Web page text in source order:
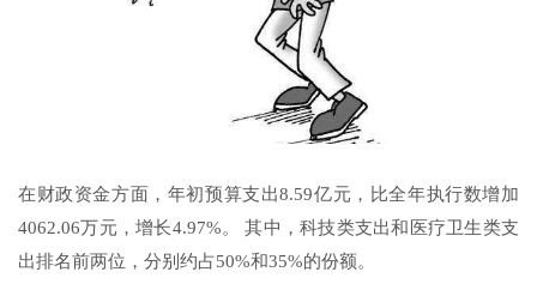
在财政资金方面，年初预算支出8.59亿元，比全年执行数增加
4062.06万元，增长4.97%。 其中，科技类支出和医疗卫生类支
出排名前两位，分别约占50%和35%的份额。